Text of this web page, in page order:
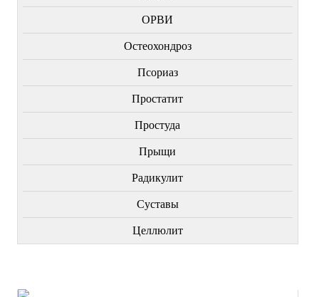
ОРВИ
Остеохондроз
Пcориаз
Простатит
Простуда
Прыщи
Радикулит
Суставы
Целлюлит